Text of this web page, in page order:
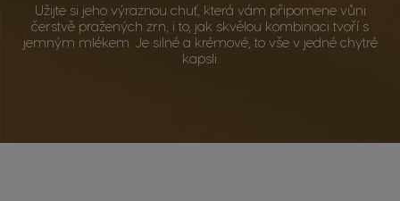
Užijte si jeho výraznou chuť, která vám připomene vůni
čerstvě pražených zrn, i to, jak skvělou kombinaci tvoří s
jemným mlékem. Je silné a krémové, to vše v jedné chytré
kapsli.